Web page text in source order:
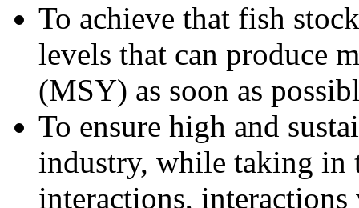
To achieve that fish
levels that can produce
(MSY) as soon as
To ensure high and
industry, while taking in
interactions,